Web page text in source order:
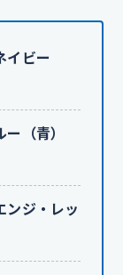
イビー
（青）
ンジ・レッ